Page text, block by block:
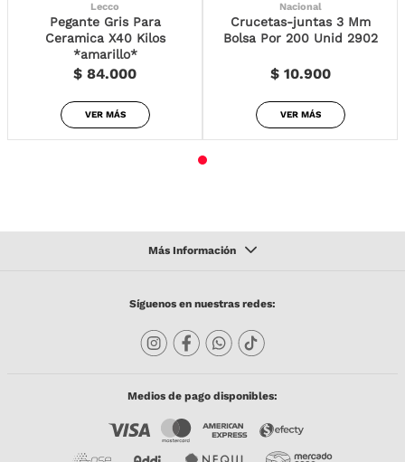
Lecco
Pegante Gris Para
Ceramica X40 Kilos
*amarillo*
$ 84.000
VER MÁS
Nacional
Crucetas-juntas 3 Mm
Bolsa Por 200 Unid 2902
$ 10.900
VER MÁS
Síguenos en nuestras redes:
Medios de pago disponibles: